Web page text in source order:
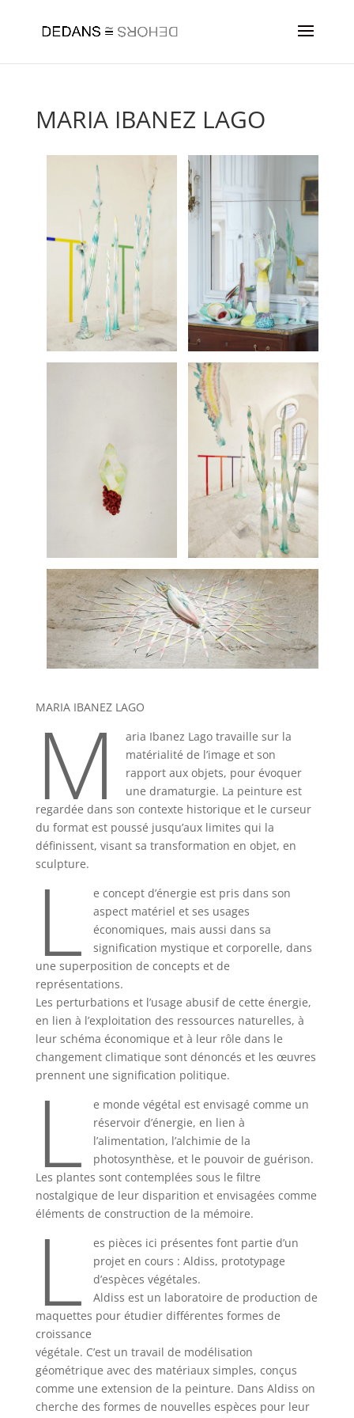
MARIA IBANEZ LAGO
MARIA IBANEZ LAGO
M
aria Ibanez Lago travaille sur la
matérialité de l’image et son
rapport aux objets, pour évoquer
une dramaturgie. La peinture est
regardée dans son contexte historique et le curseur
du format est poussé jusqu’aux limites qui la
définissent, visant sa transformation en objet, en
sculpture.
L
e concept d’énergie est pris dans son
aspect matériel et ses usages
économiques, mais aussi dans sa
signification mystique et corporelle, dans
une superposition de concepts et de
représentations.
Les perturbations et l’usage abusif de cette énergie,
en lien à l’exploitation des ressources naturelles, à
leur schéma économique et à leur rôle dans le
changement climatique sont dénoncés et les œuvres
prennent une signification politique.
L
e monde végétal est envisagé comme un
réservoir d’énergie, en lien à
l’alimentation, l’alchimie de la
photosynthèse, et le pouvoir de guérison.
Les plantes sont contemplées sous le filtre
nostalgique de leur disparition et envisagées comme
éléments de construction de la mémoire.
L
es pièces ici présentes font partie d’un
projet en cours : Aldiss, prototypage
d’espèces végétales.
Aldiss est un laboratoire de production de
maquettes pour étudier différentes formes de
croissance
végétale. C’est un travail de modélisation
géométrique avec des matériaux simples, conçus
comme une extension de la peinture. Dans Aldiss on
cherche des formes de nouvelles espèces pour leur